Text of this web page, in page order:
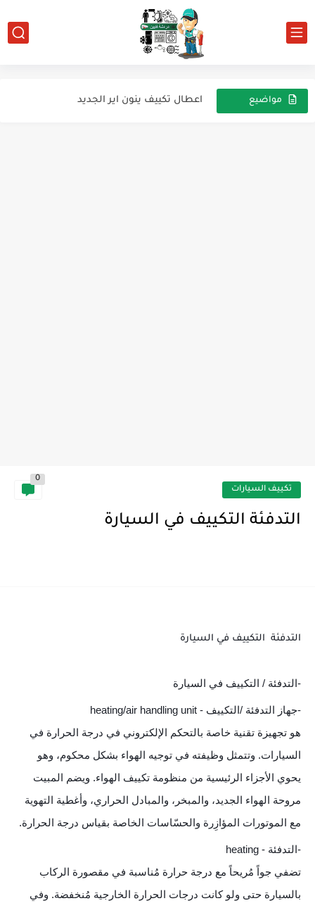
مواضيع
التفريغ والشحن
اعطال تكييف ينون اير الجديد
تكييف السيارات
0
التدفئة التكييف في السيارة
التدفئة التكييف في السيارة
-التدفئة / التكييف في السيارة
-جهاز التدفئة /التكييف - heating/air handling unit
هو تجهيزة تقنية خاصة بالتحكم الإلكتروني في درجة الحرارة في
السيارات. وتتمثل وظيفته في توجيه الهواء بشكل محكوم، وهو
يحوي الأجزاء الرئيسية من منظومة تكييف الهواء. ويضم المبيت
مروحة الهواء الجديد، والمبخر، والمبادل الحراري، وأغطية التهوية
مع الموتورات المؤازِرة والحسّاسات الخاصة بقياس درجة الحرارة.
-التدفئة - heating
تضفي جواً مُريحاً مع درجة حرارة مُناسبة في مقصورة الركاب
بالسيارة حتى ولو كانت درجات الحرارة الخارجية مُنخفضة. وفي